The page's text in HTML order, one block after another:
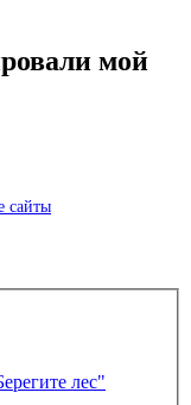
мой
сайты
лес"